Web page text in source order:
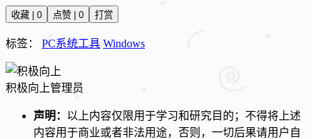
收藏 | 0 点赞 | 0 打赏
标签： PC系统工具 Windows
积极向上管理员
声明： 以上内容仅限用于学习和研究目的；不得将上述
内容用于商业或者非法用途，否则，一切后果请用户自